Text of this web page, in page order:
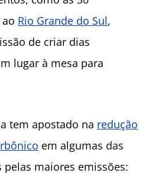
Rio Grande do Sul,
de criar dias
lugar à mesa para
tem apostado na redução
em algumas das
maiores emissões: